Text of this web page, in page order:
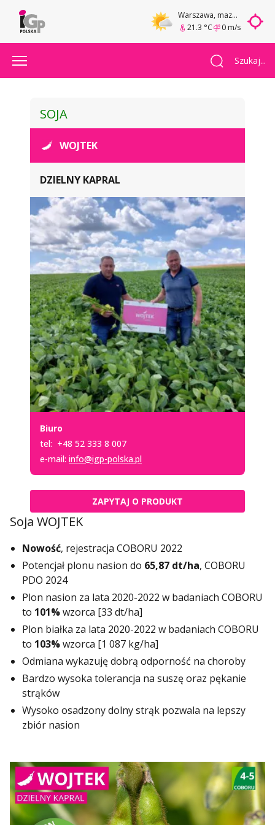
Warszawa, mazowieckie
21.3 °C
0 m/s
Szukaj...
Soja WOJTEK
Nowość, rejestracja COBORU 2022
Potencjał plonu nasion do 65,87 dt/ha, COBORU
PDO 2024
Plon nasion za lata 2020-2022 w badaniach COBORU
to 101%wzorca [33 dt/ha]
Plon białka za lata 2020-2022 w badaniach COBORU
to 103%wzorca [1 087 kg/ha]
Odmiana wykazuję dobrą odporność na choroby
Bardzo wysoka tolerancja na suszę oraz pękanie
strąków
Wysoko osadzony dolny strąk pozwala na lepszy
zbiór nasion
SOJA
WOJTEK
DZIELNY KAPRAL
Biuro
tel: +48 52 333 8 007
e-mail: info@igp-polska.pl
ZAPYTAJ O PRODUKT